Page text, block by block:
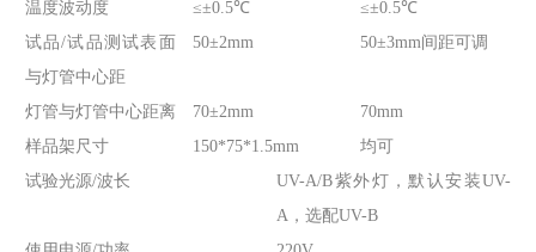
温度波动度
≤±0.5℃
≤±0.5℃
试品/试品测试表面
与灯管中心距
50±2mm 50±3mm间距可调
灯管与灯管中心距离 70±2mm
70mm
样品架尺寸
150*75*1.5mm
均可
试验光源/波长
UV-A/B紫外灯，默认安装UV-
A，选配UV-B